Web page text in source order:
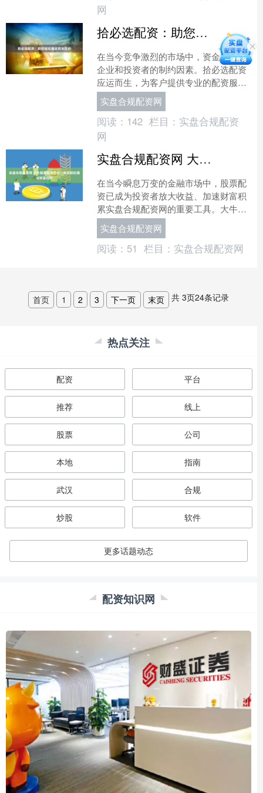
网
拾必选配资：助您轻松撬动资本杠杆
在当今竞争激烈的市场中，资金往往是
企业和投资者的制约因素。拾必选配资
应运而生，为客户提供专业的配资服
务，助其轻松撬动资本杠杆，释放无限
潜能。 拾必选配资拥有雄厚....
实盘合规配资网
阅读： 142 栏目： 实盘合规配资
网
实盘合规配资网 大牛股票配资平台：助您轻松撬动财富杠杆
在当今瞬息万变的金融市场中，股票配
资已成为投资者放大收益、加速财富积
累实盘合规配资网的重要工具。大牛股
票配资平台作为业内领先的配资平台实
盘合规配资网，以其专业、....
实盘合规配资网
阅读： 51 栏目： 实盘合规配资网
首页 1 2 3 下一页 末页 共 3页24条记录
热点关注
配资 平台
推荐 线上
股票 公司
本地 指南
武汉 合规
炒股 软件
更多话题动态
配资知识网